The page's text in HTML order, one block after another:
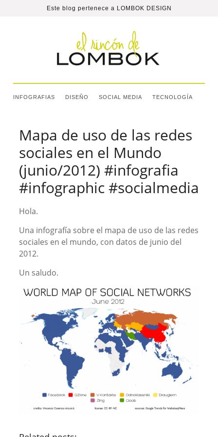
Este blog pertenece a LOMBOK DESIGN
INFOGRAFIAS DISEÑO SOCIAL MEDIA TECNOLOGÍA
Mapa de uso de las redes
sociales en el Mundo
(junio/2012) #infografia
#infographic #socialmedia
Hola.
Una infografía sobre el mapa de uso de las redes
sociales en el mundo, con datos de junio del
2012.
Un saludo.